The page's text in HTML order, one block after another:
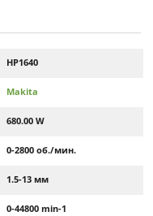
HP1640
Makita
680.00 W
0-2800 об./мин.
1.5-13 мм
0-44800 min-1